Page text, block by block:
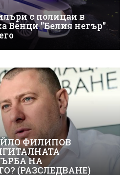
с полицаи в
Венци "Белия негър"
ФИЛИПОВ
НА
(РАЗСЛЕДВАНЕ)